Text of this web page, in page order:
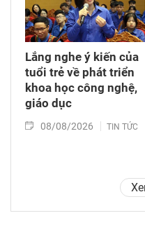
Lắng nghe ý kiến của
tuổi trẻ về phát triển
khoa học công nghệ,
giáo dục
08/08/2026 TIN TỨC